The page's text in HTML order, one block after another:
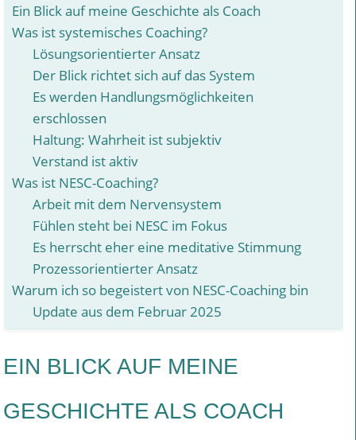
Ein Blick auf meine Geschichte als Coach
Was ist systemisches Coaching?
Lösungsorientierter Ansatz
Der Blick richtet sich auf das System
Es werden Handlungsmöglichkeiten
erschlossen
Haltung: Wahrheit ist subjektiv
Verstand ist aktiv
Was ist NESC-Coaching?
Arbeit mit dem Nervensystem
Fühlen steht bei NESC im Fokus
Es herrscht eher eine meditative Stimmung
Prozessorientierter Ansatz
Warum ich so begeistert von NESC-Coaching bin
Update aus dem Februar 2025
EIN BLICK AUF MEINE
GESCHICHTE ALS COACH